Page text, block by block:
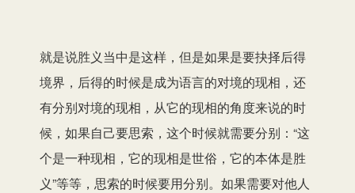
就是说胜义当中是这样，但是如果是要抉择后得
境界，后得的时候是成为语言的对境的现相 ，还
有分别对境的现相 ，从它的现相的角度来说的时
候 ， 如果自己要思索，这个时候就需要分别：“这
个是一种现相 ， 它的现相是世俗 ，它的本体是胜
义”等等，思索的时候要用分别。如果需要对他人